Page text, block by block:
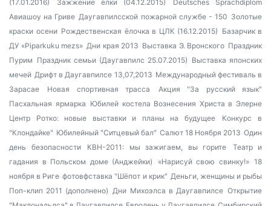
(17.01.2016) Зажжение ёлки (04.12.2015)
Deutsches Sprachdiplom
Авиашоу на Гриве Даугавпилсской пожарной службе - 150 Золотые
краски осени Рождественская ёлочка в ЦЛК (16.12.2015) Базарчик в
ДУ «Piparkuku mezs» Дни края 2013 Выставка Э. Вронского Праздник
Пурим Праздник семьи (Даугавпилс 25.07.2015) Выставка японских
мечей Дрифт в Даугавпилсе 13,07,2013 Международный фестиваль в
Зарасае
Новая спортивная трасса
Акция "За русский язык"
Пасхальная ярмарка Юбилей костела Вознесения Христа в Элерне
Центр Ротко: новые выставки и планы на будущее
Конкурс в
"Клондайке" Юбилейный "Ситцевый бал" Салют 18 Ноября 2013 Один
день безопасности
КВН-2011: мы зажигаем, вы горите
Театр и
гадания в Польском доме (Анджейки)
«Нарисуй свою свинку!» 18
ноября в Риге фотовфставка "Шёпот и крик" Деньги, женщины и рыбы
Поп-клип 2011 (дополнено) Дни Михоэлса в Даугавпилсе Открытие